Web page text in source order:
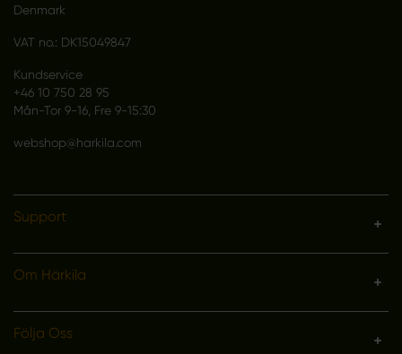
Denmark
VAT no.: DK15049847
Kundservice
+46 10 750 28 95
Mån-Tor 9-16, Fre 9-15:30
webshop@harkila.com
Support
Om Härkila
Följa Oss